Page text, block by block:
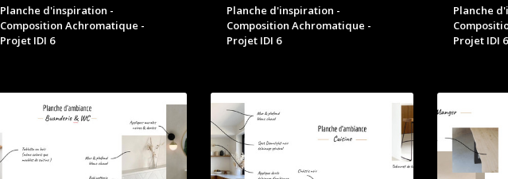
Planche d'inspiration -
Composition Achromatique -
Projet IDI 6
Planche d'inspiration -
Composition Achromatique -
Projet IDI 6
Planche
Projet IDI 6